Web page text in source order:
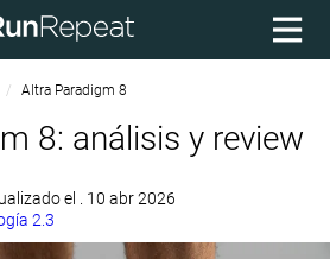
Altra Paradigm 8
8: análisis y review
el . 10 abr 2026
2.3